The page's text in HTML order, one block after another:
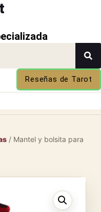
Reseñas de Tarot
/ Mantel y bolsita para